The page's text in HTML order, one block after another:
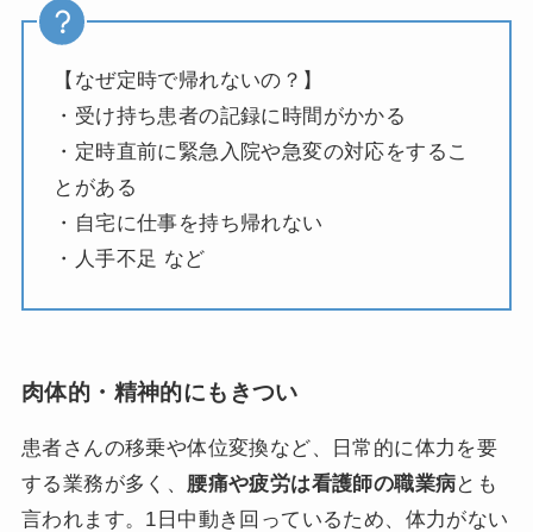
【なぜ定時で帰れないの？】
・受け持ち患者の記録に時間がかかる
・定時直前に緊急入院や急変の対応をするこ
とがある
・自宅に仕事を持ち帰れない
・人手不足 など
肉体的・精神的にもきつい
患者さんの移乗や体位変換など、日常的に体力を要
する業務が多く、 腰痛や疲労は看護師の職業病とも
言われます。1日中動き回っているため、体力がない